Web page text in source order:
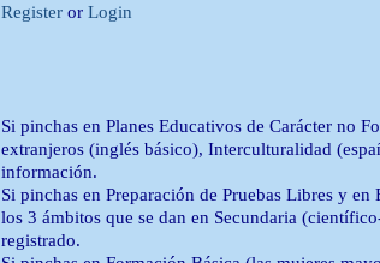
Register or Login
Si pinchas en Planes Educativos de Carácter no
extranjeros (inglés básico), Interculturalidad
información.
Si pinchas en Preparación de Pruebas Libres y
los 3 ámbitos que se dan en Secundaria
registrado.